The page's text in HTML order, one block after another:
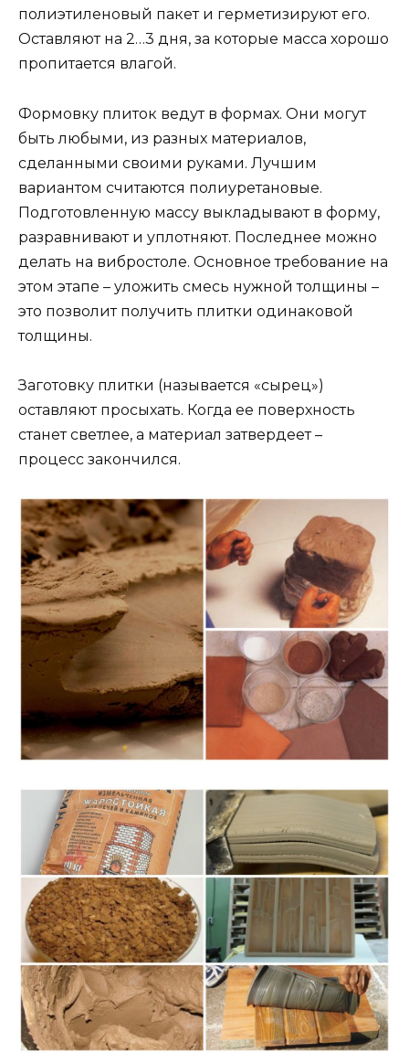
полиэтиленовый пакет и герметизируют его.
Оставляют на 2…3 дня, за которые масса хорошо
пропитается влагой.
Формовку плиток ведут в формах. Они могут
быть любыми, из разных материалов,
сделанными своими руками. Лучшим
вариантом считаются полиуретановые.
Подготовленную массу выкладывают в форму,
разравнивают и уплотняют. Последнее можно
делать на вибростоле. Основное требование на
этом этапе – уложить смесь нужной толщины –
это позволит получить плитки одинаковой
толщины.
Заготовку плитки (называется «сырец»)
оставляют просыхать. Когда ее поверхность
станет светлее, а материал затвердеет –
процесс закончился.